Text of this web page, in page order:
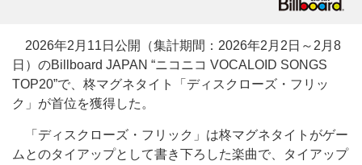
2026年2月11日公開（集計期間：2026年2月2日～2月8
日）のBillboard JAPAN “ニコニコ VOCALOID SONGS
TOP20”で、柊マグネタイト「ディスクローズ・フリッ
ク」が首位を獲得した。
「ディスクローズ・フリック」は柊マグネタイトがゲー
ムとのタイアップとして書き下ろした楽曲で、タイアップ